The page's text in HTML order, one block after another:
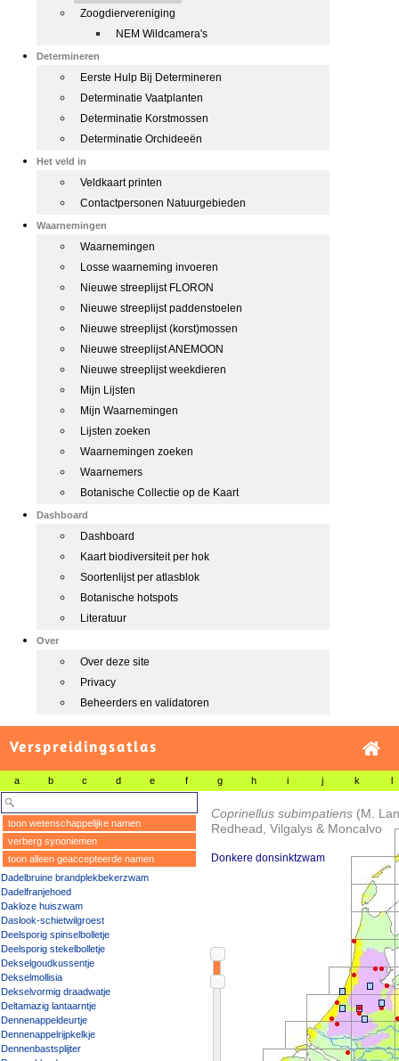
Zoogdiervereniging
NEM Wildcamera's
Determineren
Eerste Hulp Bij Determineren
Determinatie Vaatplanten
Determinatie Korstmossen
Determinatie Orchideeën
Het veld in
Veldkaart printen
Contactpersonen Natuurgebieden
Waarnemingen
Waarnemingen
Losse waarneming invoeren
Nieuwe streeplijst FLORON
Nieuwe streeplijst paddenstoelen
Nieuwe streeplijst (korst)mossen
Nieuwe streeplijst ANEMOON
Nieuwe streeplijst weekdieren
Mijn Lijsten
Mijn Waarnemingen
Lijsten zoeken
Waarnemingen zoeken
Waarnemers
Botanische Collectie op de Kaart
Dashboard
Dashboard
Kaart biodiversiteit per hok
Soortenlijst per atlasblok
Botanische hotspots
Literatuur
Over
Over deze site
Privacy
Beheerders en validatoren
Verspreidingsatlas
a b c d e f g h i j k l
toon wetenschappelijke namen
verberg synoniemen
toon alleen geaccepteerde namen
Dadelbruine brandplekbekerzwam
Dadelfranjehoed
Dakloze huiszwam
Daslook-schietwilgroest
Deelsporig spinselbolletje
Deelsporig stekelbolletje
Dekselgoudkussentje
Dekselmollisia
Dekselvormig draadwatje
Deltamazig lantaarntje
Dennenappeldeurtje
Dennenappelrijpkelkje
Dennenbastsplijter
Coprinellus subimpatiens (M.
Redhead, Vilgalys & Moncalvo
Donkere donsinktzwam